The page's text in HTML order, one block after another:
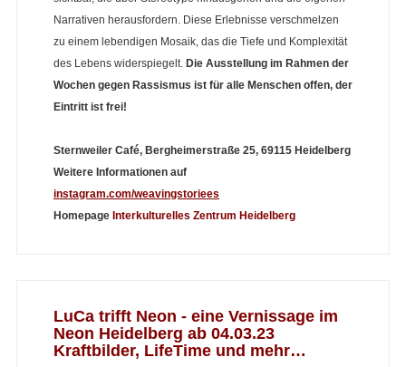
Narrativen herausfordern. Diese Erlebnisse verschmelzen
zu einem lebendigen Mosaik, das die Tiefe und Komplexität
des Lebens widerspiegelt.Die Ausstellung im Rahmen der
Wochen gegen Rassismus ist für alle Menschen offen, der
Eintritt ist frei!
Sternweiler Café, Bergheimerstraße 25, 69115 Heidelberg
Weitere Informationen auf
instagram.com/weavingstoriees
HomepageInterkulturelles Zentrum Heidelberg
LuCa trifft Neon - eine Vernissage im
Neon Heidelberg ab 04.03.23
Kraftbilder, LifeTime und mehr…